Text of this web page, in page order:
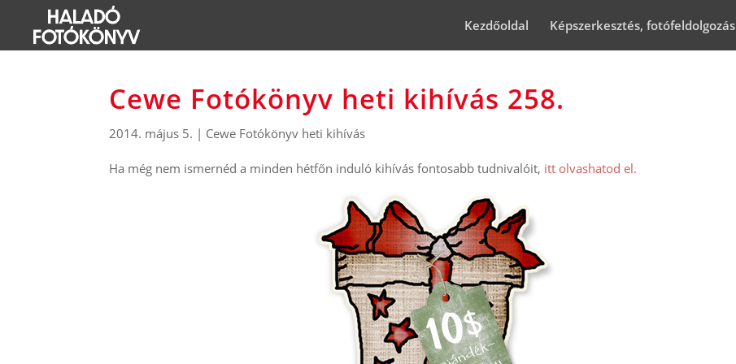
Kezdőoldal Képszerkesztés, fotófeldolgozás
Cewe Fotókönyv heti kihívás 258.
2014. május 5. | Cewe Fotókönyv heti kihívás
Ha még nem ismernéd a minden hétfőn induló kihívás fontosabb tudnivalóit, itt olvashatod el.